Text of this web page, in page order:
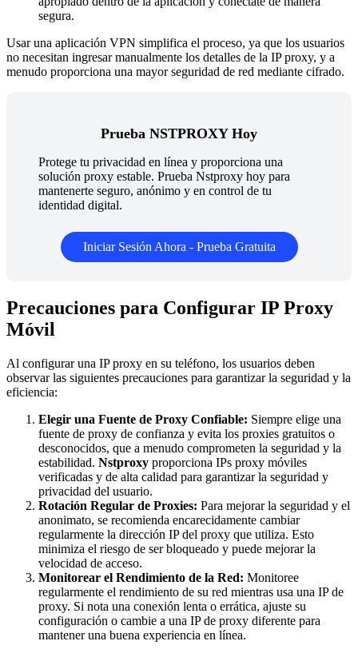
segura.
Usar una aplicación VPN simplifica el proceso, ya que los usuarios
no necesitan ingresar manualmente los detalles de la IP proxy, y a
menudo proporciona una mayor seguridad de red mediante cifrado.
Prueba NSTPROXY Hoy
Protege tu privacidad en línea y proporciona una
solución proxy estable. Prueba Nstproxy hoy para
mantenerte seguro, anónimo y en control de tu
identidad digital.
Iniciar Sesión Ahora - Prueba Gratuita
Precauciones para Configurar IP Proxy
Móvil
Al configurar una IP proxy en su teléfono, los usuarios deben
observar las siguientes precauciones para garantizar la seguridad y la
eficiencia:
Elegir una Fuente de Proxy Confiable: Siempre elige una
fuente de proxy de confianza y evita los proxies gratuitos o
desconocidos, que a menudo comprometen la seguridad y la
estabilidad. Nstproxy proporciona IPs proxy móviles
verificadas y de alta calidad para garantizar la seguridad y
privacidad del usuario.
Rotación Regular de Proxies: Para mejorar la seguridad y el
anonimato, se recomienda encarecidamente cambiar
regularmente la dirección IP del proxy que utiliza. Esto
minimiza el riesgo de ser bloqueado y puede mejorar la
velocidad de acceso.
Monitorear el Rendimiento de la Red: Monitoree
regularmente el rendimiento de su red mientras usa una IP de
proxy. Si nota una conexión lenta o errática, ajuste su
configuración o cambie a una IP de proxy diferente para
mantener una buena experiencia en línea.